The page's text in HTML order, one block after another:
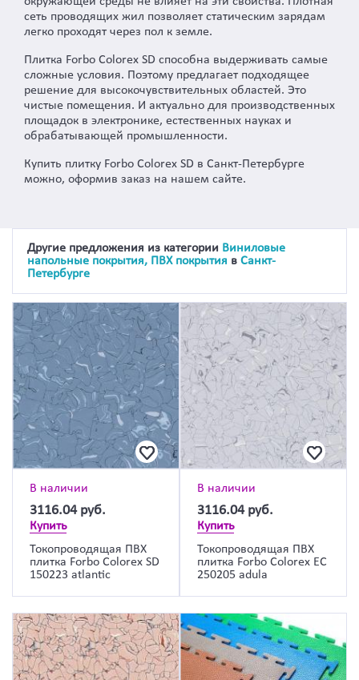
сеть проводящих жил позволяет статическим зарядам
легко проходят через пол к земле.
Плитка Forbo Colorex SD способна выдерживать самые
сложные условия. Поэтому предлагает подходящее
решение для высокочувствительных областей. Это
чистые помещения. И актуально для производственных
площадок в электронике, естественных науках и
обрабатывающей промышленности.
Купить плитку Forbo Colorex SD в Санкт-Петербурге
можно, оформив заказ на нашем сайте.
Другие предложения из категории Виниловые
напольные покрытия, ПВХ покрытия в Санкт-
Петербурге
В наличии
3116.04 руб.
Купить
Токопроводящая ПВХ
плитка Forbo Colorex SD
150223 atlantic
В наличии
3116.04 руб.
Купить
Токопроводящая ПВХ
плитка Forbo Colorex EC
250205 adula